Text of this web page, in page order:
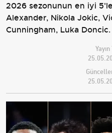
2026 sezonunun en iyi
Alexander, Nikola Jokic,
Cunningham, Luka Doncic.